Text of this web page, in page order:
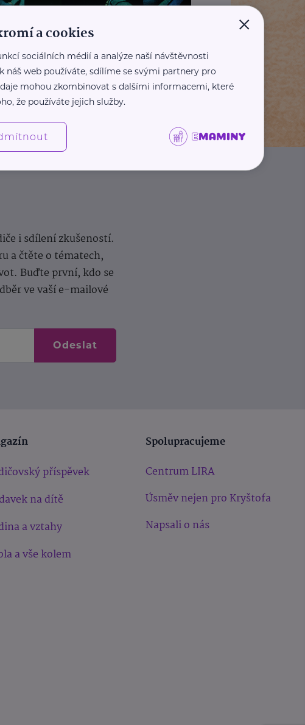
REKLAMA
i sdílení zkušeností.
a čtěte o tématech,
Buďte první, kdo se
ve vaší e-mailové
Odeslat
příspěvek
na dítě
a vztahy
a vše kolem
Spolupracujeme
Centrum LIRA
Úsměv nejen pro Kryštofa
Napsali o nás
×
a cookies
sociálních médií a analýze naší návštěvnosti
náš web používáte, sdílíme se svými partnery pro
mohou zkombinovat s dalšími informacemi, které
že používáte jejich služby.